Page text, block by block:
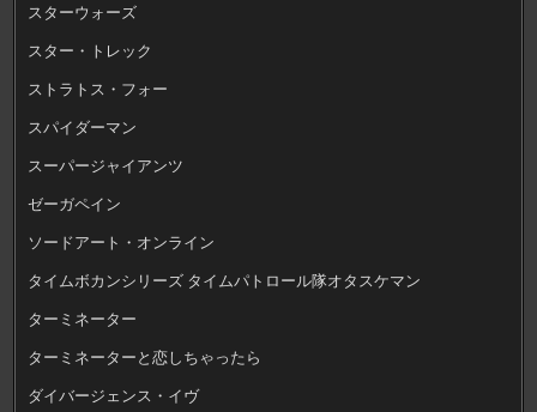
スターウォーズ
スター・トレック
ストラトス・フォー
スパイダーマン
スーパージャイアンツ
ゼーガペイン
ソードアート・オンライン
タイムボカンシリーズ タイムパトロール隊オタスケマン
ターミネーター
ターミネーターと恋しちゃったら
ダイバージェンス・イヴ